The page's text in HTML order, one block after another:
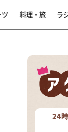
料理・旅 ラ
24